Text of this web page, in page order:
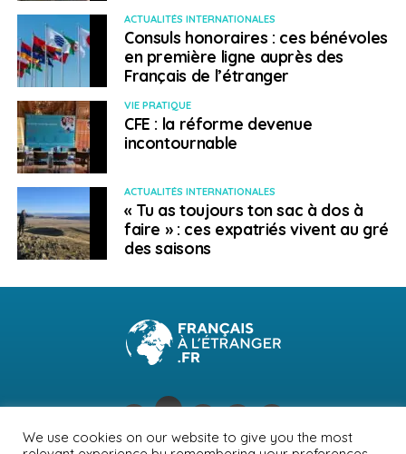
ACTUALITÉS INTERNATIONALES
Consuls honoraires : ces bénévoles
en première ligne auprès des
Français de l’étranger
VIE PRATIQUE
CFE : la réforme devenue
incontournable
ACTUALITÉS INTERNATIONALES
« Tu as toujours ton sac à dos à
faire » : ces expatriés vivent au gré
des saisons
We use cookies on our website to give you the most